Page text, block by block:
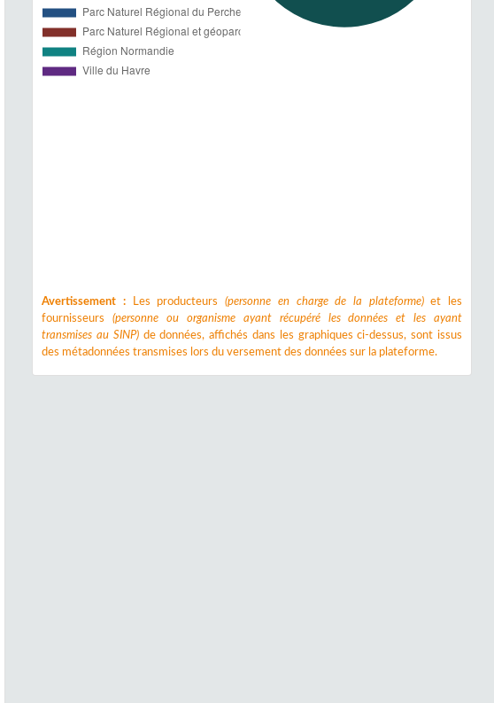
Avertissement : Les producteurs(personne en charge de la plateforme)et les
fournisseurs(personne ou organisme ayant récupéré les données et les ayant
transmises au SINP)de données, affichés dans les graphiques ci-dessus, sont issus
des métadonnées transmises lors du versement des données sur la plateforme.